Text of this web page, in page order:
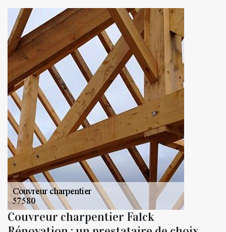
Couvreur charpentier Falck